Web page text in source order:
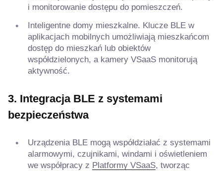
i monitorowanie dostępu do pomieszczeń.
Inteligentne domy mieszkalne. Klucze BLE w
aplikacjach mobilnych umożliwiają mieszkańcom
dostęp do mieszkań lub obiektów
współdzielonych, a kamery VSaaS monitorują
aktywność.
3. Integracja BLE z systemami
bezpieczeństwa
Urządzenia BLE mogą współdziałać z systemami
alarmowymi, czujnikami, windami i oświetleniem
we współpracy z Platformy VSaaS, tworząc